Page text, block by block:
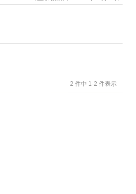
2 件中 1-2 件表示